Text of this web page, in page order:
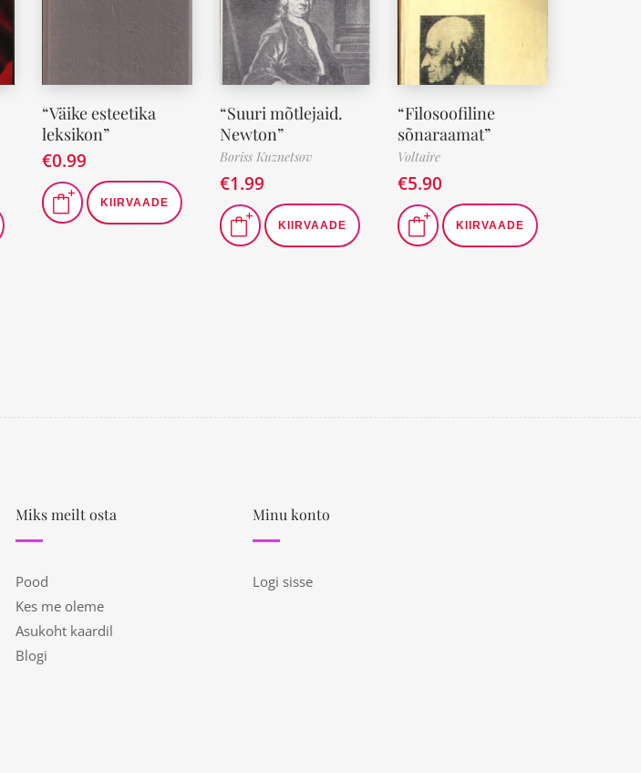
“Väike esteetika
leksikon”
€0.99
KIIRVAADE
“Suuri mõtlejaid.
Newton”
Boriss Kuznetsov
€1.99
KIIRVAADE
“Filosoofiline
sõnaraamat”
Voltaire
€5.90
KIIRVAADE
Miks meilt osta
Pood
Kes me oleme
Asukoht kaardil
Blogi
Minu konto
Logi sisse